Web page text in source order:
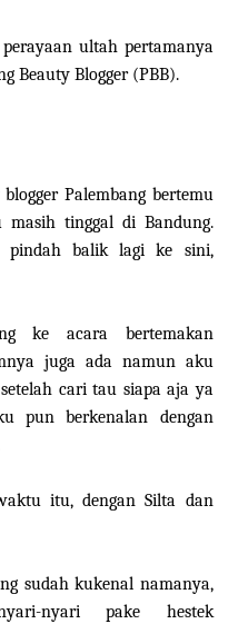
ultah pertamanya
Beauty Blogger (PBB).
Palembang bertemu
tinggal di Bandung.
pindah balik lagi ke sini,
ke acara bertemakan
juga ada namun aku
cari tau siapa aja ya
pun berkenalan dengan
itu, dengan Silta dan
sudah kukenal namanya,
nyari pake hestek